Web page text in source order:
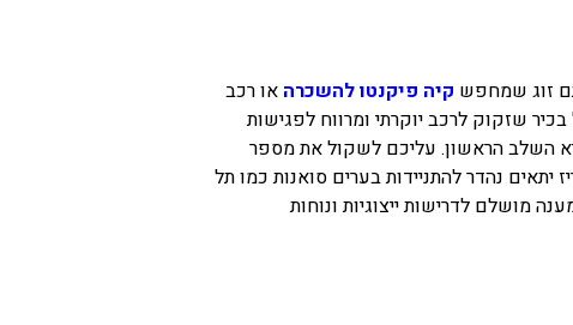
זוג שמחפש קיה פיקנטו להשכרה אורכב
שזקוק לרכב יוקרתי ומרווח לפגישות
השלב הראשון. עליכם לשקול את מספר
נהדר להתניידות בערים סואנות כמו תל
מושלם לדרישות ייצוגיות ונוחות